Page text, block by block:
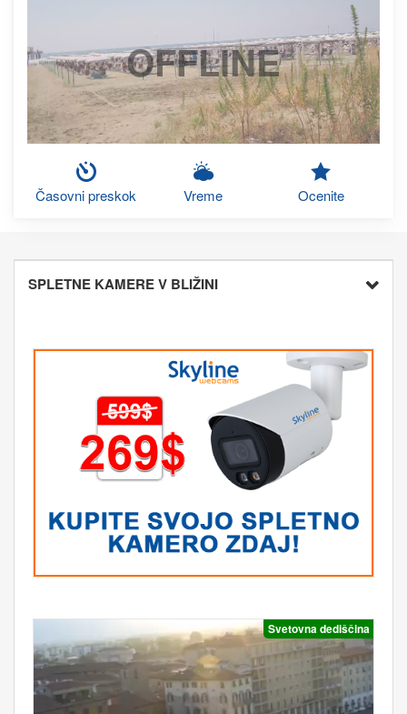
OFFLINE
Časovni preskok Vreme Ocenite
SPLETNE KAMERE V BLIŽINI
Svetovna dediščina